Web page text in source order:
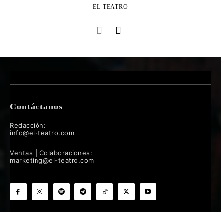
EL TEATRO
Contáctanos
Redacción:
info@el-teatro.com
Ventas | Colaboraciones:
marketing@el-teatro.com